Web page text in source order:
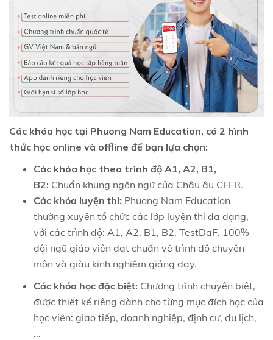
Các khóa học tại Phuong Nam Education, có 2 hình
thức học online và offline để bạn lựa chọn:
Các khóa học theo trình độ A1, A2, B1,
B2: Chuẩn khung ngôn ngữ của Châu âu CEFR.
Các khóa luyện thi: Phuong Nam Education
thường xuyên tổ chức các lớp luyện thi đa dạng,
với các trình độ: A1, A2, B1, B2, TestDaF. 100%
đội ngũ giáo viên đạt chuẩn về trình độ chuyên
môn và giàu kinh nghiệm giảng dạy.
Các khóa học đặc biệt: Chương trình chuyên biệt,
được thiết kế riêng dành cho từng mục đích học của
học viên: giao tiếp, doanh nghiệp, định cư, du lịch,
...